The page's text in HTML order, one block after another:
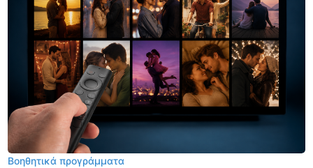
Βοηθητικά προγράμματα